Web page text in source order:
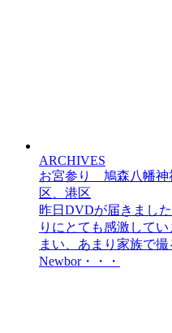
ARCHIVES
お宮参り 鳩森八幡神
区、港区
昨日DVDが届きまし
りにとても感激して
まい、あまり家族で
Newbor・・・